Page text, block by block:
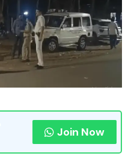
Join Now